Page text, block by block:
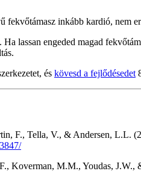
inkább kardió, nem
lassan engeded magad
és kövesd a fejlődésedet
F., Tella, V., & Andersen, L.L.
Koverman, M.M., Youdas,